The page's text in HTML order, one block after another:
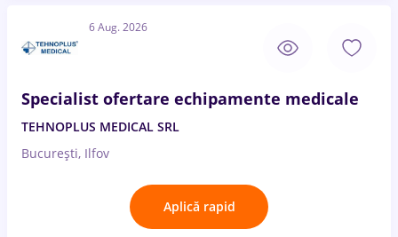
6 Aug. 2026
Specialist ofertare echipamente medicale
TEHNOPLUS MEDICAL SRL
București, Ilfov
Aplică rapid